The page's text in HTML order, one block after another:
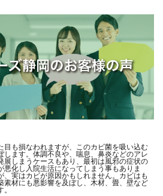
目も損なわれますが、このカビ菌を吸い込む
します。体調不良や、喘息、鼻炎などのアレ
展しまうケースもあり、最初は風邪の症状の
悪化し入院生活になってしまう事もありま
実はカビが原因かもしれません。カビはも
素材にも悪影響を及ぼし、木材、畳、壁など